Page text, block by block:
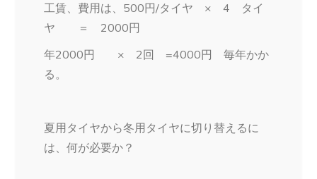
工賃、費用は、500円/タイヤ × 4 タイ
ヤ ＝ 2000円
年2000円 × 2回 =4000円 毎年かか
る。
夏用タイヤから冬用タイヤに切り替えるに
は、何が必要か？